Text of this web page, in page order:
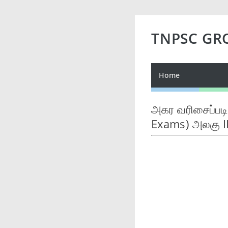
TNPSC
Home
அகர
Exams) அலகு